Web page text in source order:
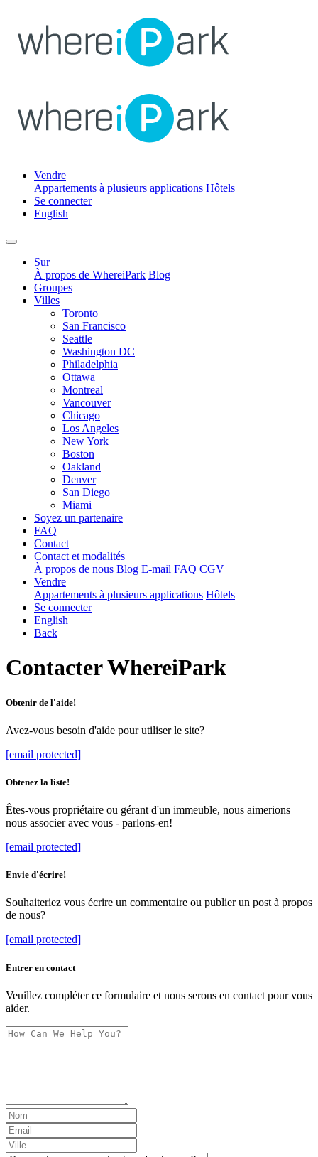
Vendre
Appartements à plusieurs applications Hôtels
Se connecter
English
Sur
À propos de WhereiPark Blog
Groupes
Villes
Toronto
San Francisco
Seattle
Washington DC
Philadelphia
Ottawa
Montreal
Vancouver
Chicago
Los Angeles
New York
Boston
Oakland
Denver
San Diego
Miami
Soyez un partenaire
FAQ
Contact
Contact et modalités
À propos de nous Blog E-mail FAQ CGV
Vendre
Appartements à plusieurs applications Hôtels
Se connecter
English
Back
Contacter WhereiPark
Obtenir de l'aide!
Avez-vous besoin d'aide pour utiliser le site?
[email protected]
Obtenez la liste!
Êtes-vous propriétaire ou gérant d'un immeuble, nous aimerions
nous associer avec vous - parlons-en!
[email protected]
Envie d'écrire!
Souhaiteriez vous écrire un commentaire ou publier un post à propos
de nous?
[email protected]
Entrer en contact
Veuillez compléter ce formulaire et nous serons en contact pour vous
aider.
If
this
field